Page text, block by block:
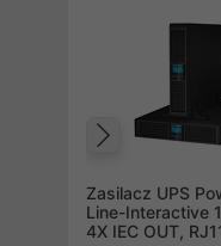
Zasilacz UPS
Line-Interactive
4X IEC OUT,